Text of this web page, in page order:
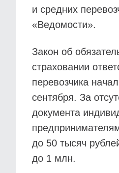
и средних
«Ведомости».
Закон об
страховании
перевозчика
сентября. За
документа
до 50 тысяч
до 1 млн.